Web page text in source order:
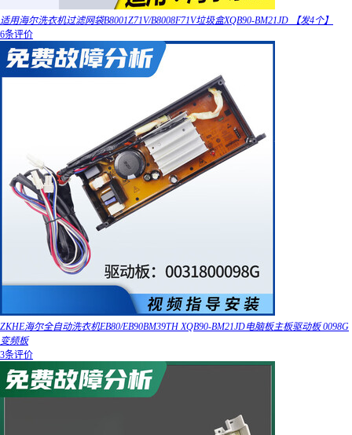
适用海尔洗衣机过滤网袋B8001Z71V/B8008F71V垃圾盒XQB90-BM21JD 【发4个】
6条评价
ZKHE海尔全自动洗衣机EB80/EB90BM39TH XQB90-BM21JD电脑板主板驱动板 0098G
变频板
3条评价